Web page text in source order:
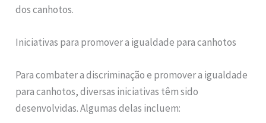
dos canhotos.
Iniciativas para promover a igualdade para canhotos
Para combater a discriminação e promover a igualdade
para canhotos, diversas iniciativas têm sido
desenvolvidas. Algumas delas incluem: